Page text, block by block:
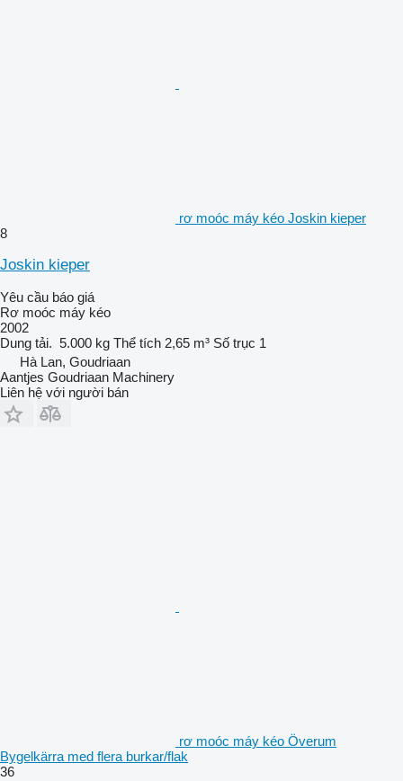
rơ moóc máy kéo Joskin kieper
8
Joskin kieper
Yêu cầu báo giá
Rơ moóc máy kéo
2002
Dung tải. 5.000 kg Thể tích 2,65 m³ Số trục 1
Hà Lan, Goudriaan
Aantjes Goudriaan Machinery
Liên hệ với người bán
rơ moóc máy kéo Överum
Bygelkärra med flera burkar/flak
36